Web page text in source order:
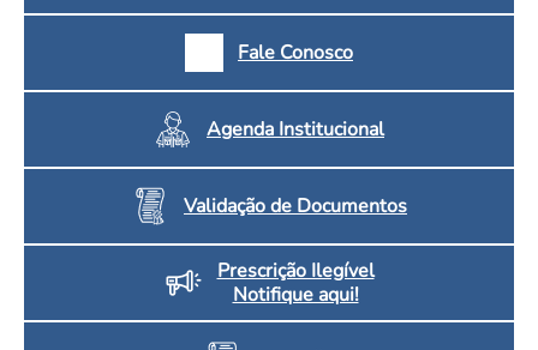
Fale Conosco
Agenda Institucional
Validação de Documentos
Prescrição Ilegível
Notifique aqui!